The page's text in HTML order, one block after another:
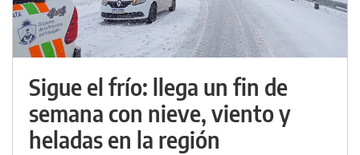
Sigue el frío: llega un fin de
semana con nieve, viento y
heladas en la región